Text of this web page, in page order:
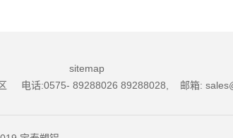
sitemap
电话:0575- 89288026 89288028, 邮箱: